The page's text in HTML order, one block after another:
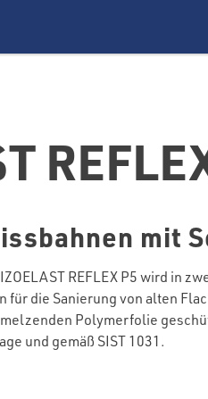
mit
REFLEX P5 wird in
für die Sanierung von alten
Polymerfolie
und gemäß SIST 1031.